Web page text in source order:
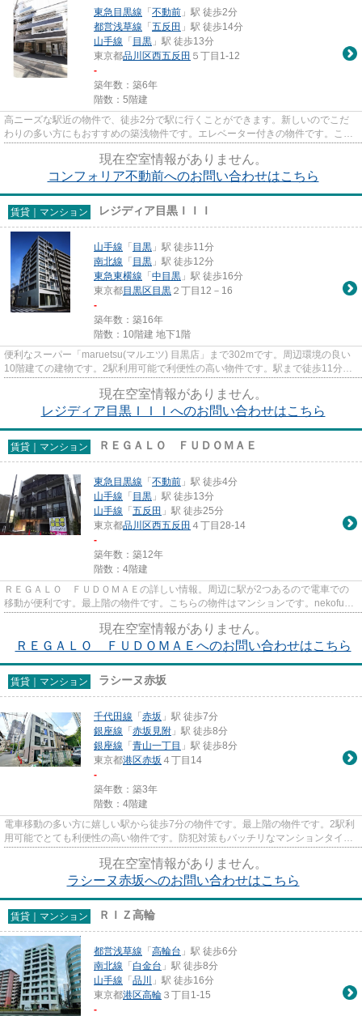
東急目黒線 「 不動前 」駅 徒歩2分
都営浅草線 「 五反田 」駅 徒歩14分
山手線 「 目黒 」駅 徒歩13分
東京都品川区西五反田 ５丁目1-12
-
築年数：築6年
階数：5階建
高ニーズな駅近の物件で、徒歩2分で駅に行くことができます。新しいのでこだ
わりの多い方にもおすすめの築浅物件です。エレベーター付きの物件です。こち
現在空室情報がありません。
コンフォリア不動前へのお問い合わせはこちら
賃貸｜マンション レジディア目黒ＩＩＩ
山手線 「 目黒 」駅 徒歩11分
南北線 「 目黒 」駅 徒歩12分
東急東横線 「 中目黒 」駅 徒歩16分
東京都目黒区 目黒 ２丁目12－16
-
築年数：築16年
階数：10階建 地下1階
便利なスーパー「maruetsu(マルエツ) 目黒店」まで302mです。周辺環境の良い
10階建ての建物です。2駅利用可能で利便性の高い物件です。駅まで徒歩11分で
現在空室情報がありません。
レジディア目黒ＩＩＩへのお問い合わせはこちら
賃貸｜マンション ＲＥＧＡＬＯ ＦＵＤＯＭＡＥ
東急目黒線 「 不動前 」駅 徒歩4分
山手線 「 目黒 」駅 徒歩13分
山手線 「 五反田 」駅 徒歩25分
東京都品川区西五反田 ４丁目28-14
-
築年数：築12年
階数：4階建
ＲＥＧＡＬＯ ＦＵＤＯＭＡＥの詳しい情報。周辺に駅が2つあるので電車での
移動が便利です。最上階の物件です。こちらの物件はマンションです。nekofu中
現在空室情報がありません。
ＲＥＧＡＬＯ ＦＵＤＯＭＡＥへのお問い合わせはこちら
賃貸｜マンション ラシーヌ赤坂
千代田線 「 赤坂 」駅 徒歩7分
銀座線 「 赤坂見附 」駅 徒歩8分
銀座線 「 青山一丁目 」駅 徒歩8分
東京都港区赤坂 ４丁目14
-
築年数：築3年
階数：4階建
電車移動の多い方に嬉しい駅から徒歩7分の物件です。最上階の物件です。2駅利
用可能でとても利便性の高い物件です。防犯対策もバッチリなマンションタイプ
現在空室情報がありません。
ラシーヌ赤坂へのお問い合わせはこちら
賃貸｜マンション ＲＩＺ高輪
都営浅草線 「 高輪台 」駅 徒歩6分
南北線 「 白金台 」駅 徒歩8分
山手線 「 品川
」駅 徒歩16分
東京都港区高輪 ３丁目1-15
-